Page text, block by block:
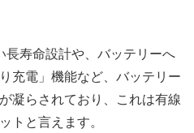
長寿命設計や、バッテリーへ
充電」機能など、バッテリー
凝らされており、これは有線
トと言えます。